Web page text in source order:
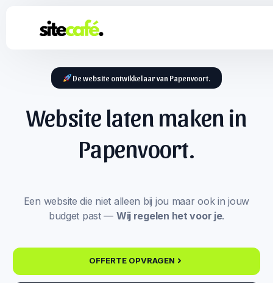
De website ontwikkelaar van Papenvoort.
Website laten maken in
Papenvoort.
Een website die niet alleen bij jou maar ook in jouw
budget past — Wij regelen het voor je.
OFFERTE OPVRAGEN